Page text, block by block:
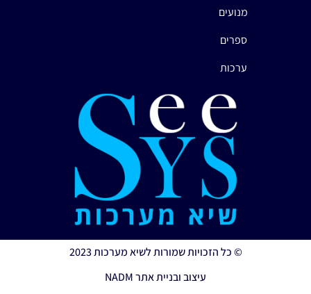
מנועים
ספרים
ערכות
עיצוב ובניית אתר NADM
© כל הזכויות שמורות לשיא מערכות 2023